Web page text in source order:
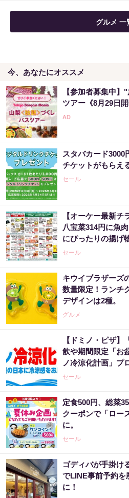
グルメ 一
今、あなたにオススメ
【参加者募集中
ツアー《8月29日開
スタバカード3000
チケットがもらえ
セール
【オーケー最新
八宝菜314円に魚
にぴったりの揚げ
セール
キウイブラザーズ
数量限定！ランチ
デザインは2種。
グルメ
【ドミノ・ピザ
飲や期間限定「お
ノ冷涼化計画」プ
で》
セール
定食500円、総菜
クーポンで「ロー
に。
セール
ゴディバが手掛け
でLINE事前予約を
に！